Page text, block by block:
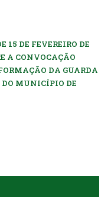
15 DE FEVEREIRO DE
A CONVOCAÇÃO
DA GUARDA
MUNICÍPIO DE